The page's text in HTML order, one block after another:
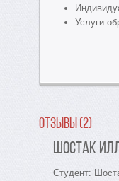
Услуги
Отзывы (2)
Шостак
Cтудент: